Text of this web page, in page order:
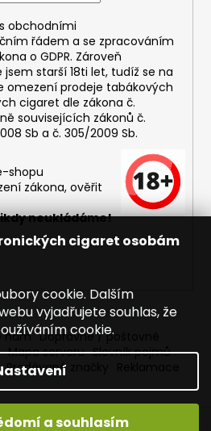
cigaret osobám
cookie. Dalším
vyjadřujete souhlas, že
cookie.
a souhlasím
obchodními
řádem a se zpracováním
o GDPR. Zároveň
jsem starší 18ti let, tudíž se na
omezení prodeje tabákových
cigaret dle zákona č.
souvisejících zákonů č.
Sb a č. 305/2009 Sb.
shopu
zákona, ověřit
neukládáme!
nám Dopravné / poštovné
Mapa serveru Slovník pojmů
Prodávané značky
Shoptet